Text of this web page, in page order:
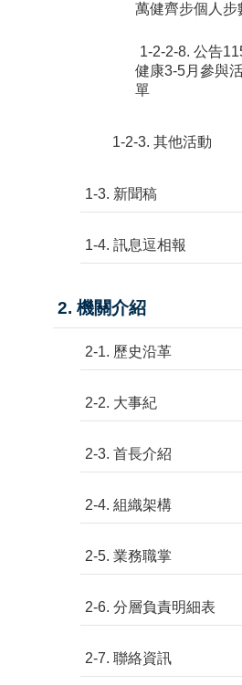
萬健齊步個人
1-2-2-8. 公告
健康3-5月參與
單
1-2-3. 其他活動
1-3. 新聞稿
1-4. 訊息逗相報
2. 機關介紹
2-1. 歷史沿革
2-2. 大事紀
2-3. 首長介紹
2-4. 組織架構
2-5. 業務職掌
2-6. 分層負責明細表
2-7. 聯絡資訊